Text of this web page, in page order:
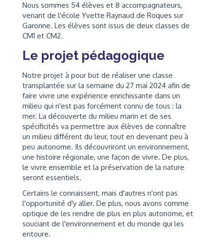
Nous sommes 54 élèves et 8 accompagnateurs,
venant de l'école Yvette Raynaud de Roques sur
Garonne. Les élèves sont issus de deux classes de
CM1 et CM2.
Le projet pédagogique
Notre projet à pour but de réaliser une classe
transplantée sur la semaine du 27 mai 2024 afin de
faire vivre une expérience enrichissante dans un
milieu qui n'est pas forcément connu de tous : la
mer. La découverte du milieu marin et de ses
spécificités va permettre aux élèves de connaître
un milieu différent du leur, tout en devenant peu à
peu autonome. Ils découvriront un environnement,
une histoire régionale, une façon de vivre. De plus,
le vivre ensemble et la préservation de la nature
seront essentiels.
Certains le connaissent, mais d'autres n'ont pas
l'opportunité d'y aller. De plus, nous avons comme
optique de les rendre de plus en plus autonome, et
souciant de l'environnement et du monde qui les
entoure.